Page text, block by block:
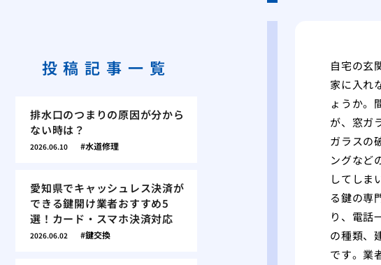
自宅の玄
家に入れ
ょうか。
が、窓ガ
ガラスの
ングなど
してしま
る鍵の専
り、電話
の種類、
です。業
投稿記事一覧
排水口のつまりの原因が分から
ない時は？
2026.06.10 水道修理
愛知県でキャッシュレス決済が
できる鍵開け業者おすすめ5
選！カード・スマホ決済対応
2026.06.02 鍵交換